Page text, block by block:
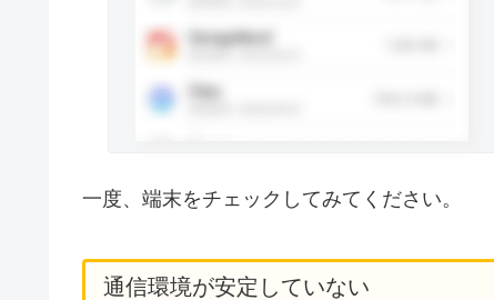
一度、端末をチェックしてみてください。
通信環境が安定していない